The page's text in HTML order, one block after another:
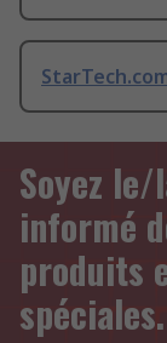
Soyez
informé
produits
spéciales.